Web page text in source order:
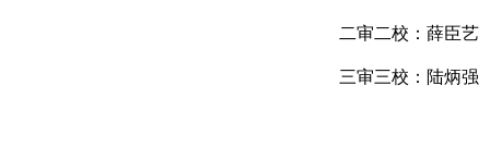
二审二校：薛臣艺
三审三校：陆炳强